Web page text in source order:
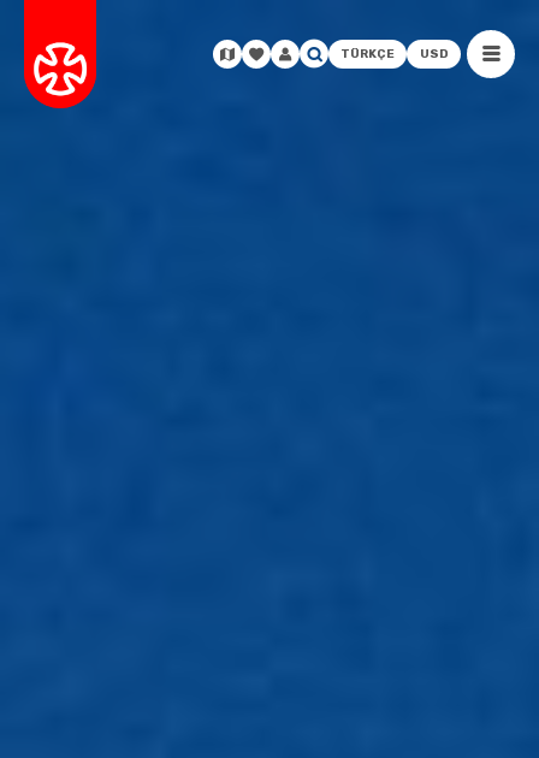
TÜRKÇE USD